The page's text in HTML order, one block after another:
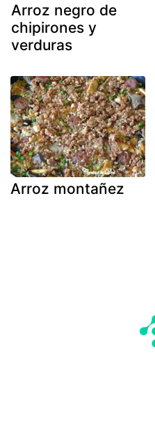
Arroz negro de
chipirones y
verduras
Arroz montañez